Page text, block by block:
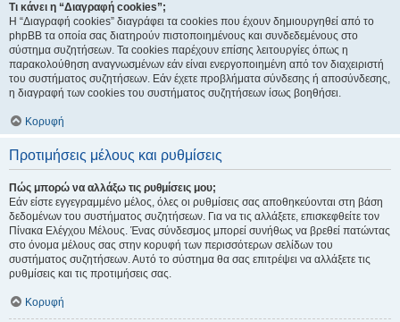
Τι κάνει η “Διαγραφή cookies”;
Η “Διαγραφή cookies” διαγράφει τα cookies που έχουν δημιουργηθεί από το
phpBB τα οποία σας διατηρούν πιστοποιημένους και συνδεδεμένους στο
σύστημα συζητήσεων. Τα cookies παρέχουν επίσης λειτουργίες όπως η
παρακολούθηση αναγνωσμένων εάν είναι ενεργοποιημένη από τον διαχειριστή
του συστήματος συζητήσεων. Εάν έχετε προβλήματα σύνδεσης ή αποσύνδεσης,
η διαγραφή των cookies του συστήματος συζητήσεων ίσως βοηθήσει.
Κορυφή
Προτιμήσεις μέλους και ρυθμίσεις
Πώς μπορώ να αλλάξω τις ρυθμίσεις μου;
Εάν είστε εγγεγραμμένο μέλος, όλες οι ρυθμίσεις σας αποθηκεύονται στη βάση
δεδομένων του συστήματος συζητήσεων. Για να τις αλλάξετε, επισκεφθείτε τον
Πίνακα Ελέγχου Μέλους. Ένας σύνδεσμος μπορεί συνήθως να βρεθεί πατώντας
στο όνομα μέλους σας στην κορυφή των περισσότερων σελίδων του
συστήματος συζητήσεων. Αυτό το σύστημα θα σας επιτρέψει να αλλάξετε τις
ρυθμίσεις και τις προτιμήσεις σας.
Κορυφή